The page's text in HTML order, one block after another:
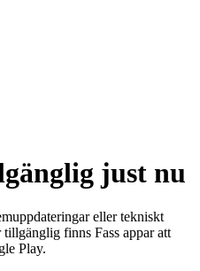
just nu
eller tekniskt
tillgänglig finns Fass appar att
Play.